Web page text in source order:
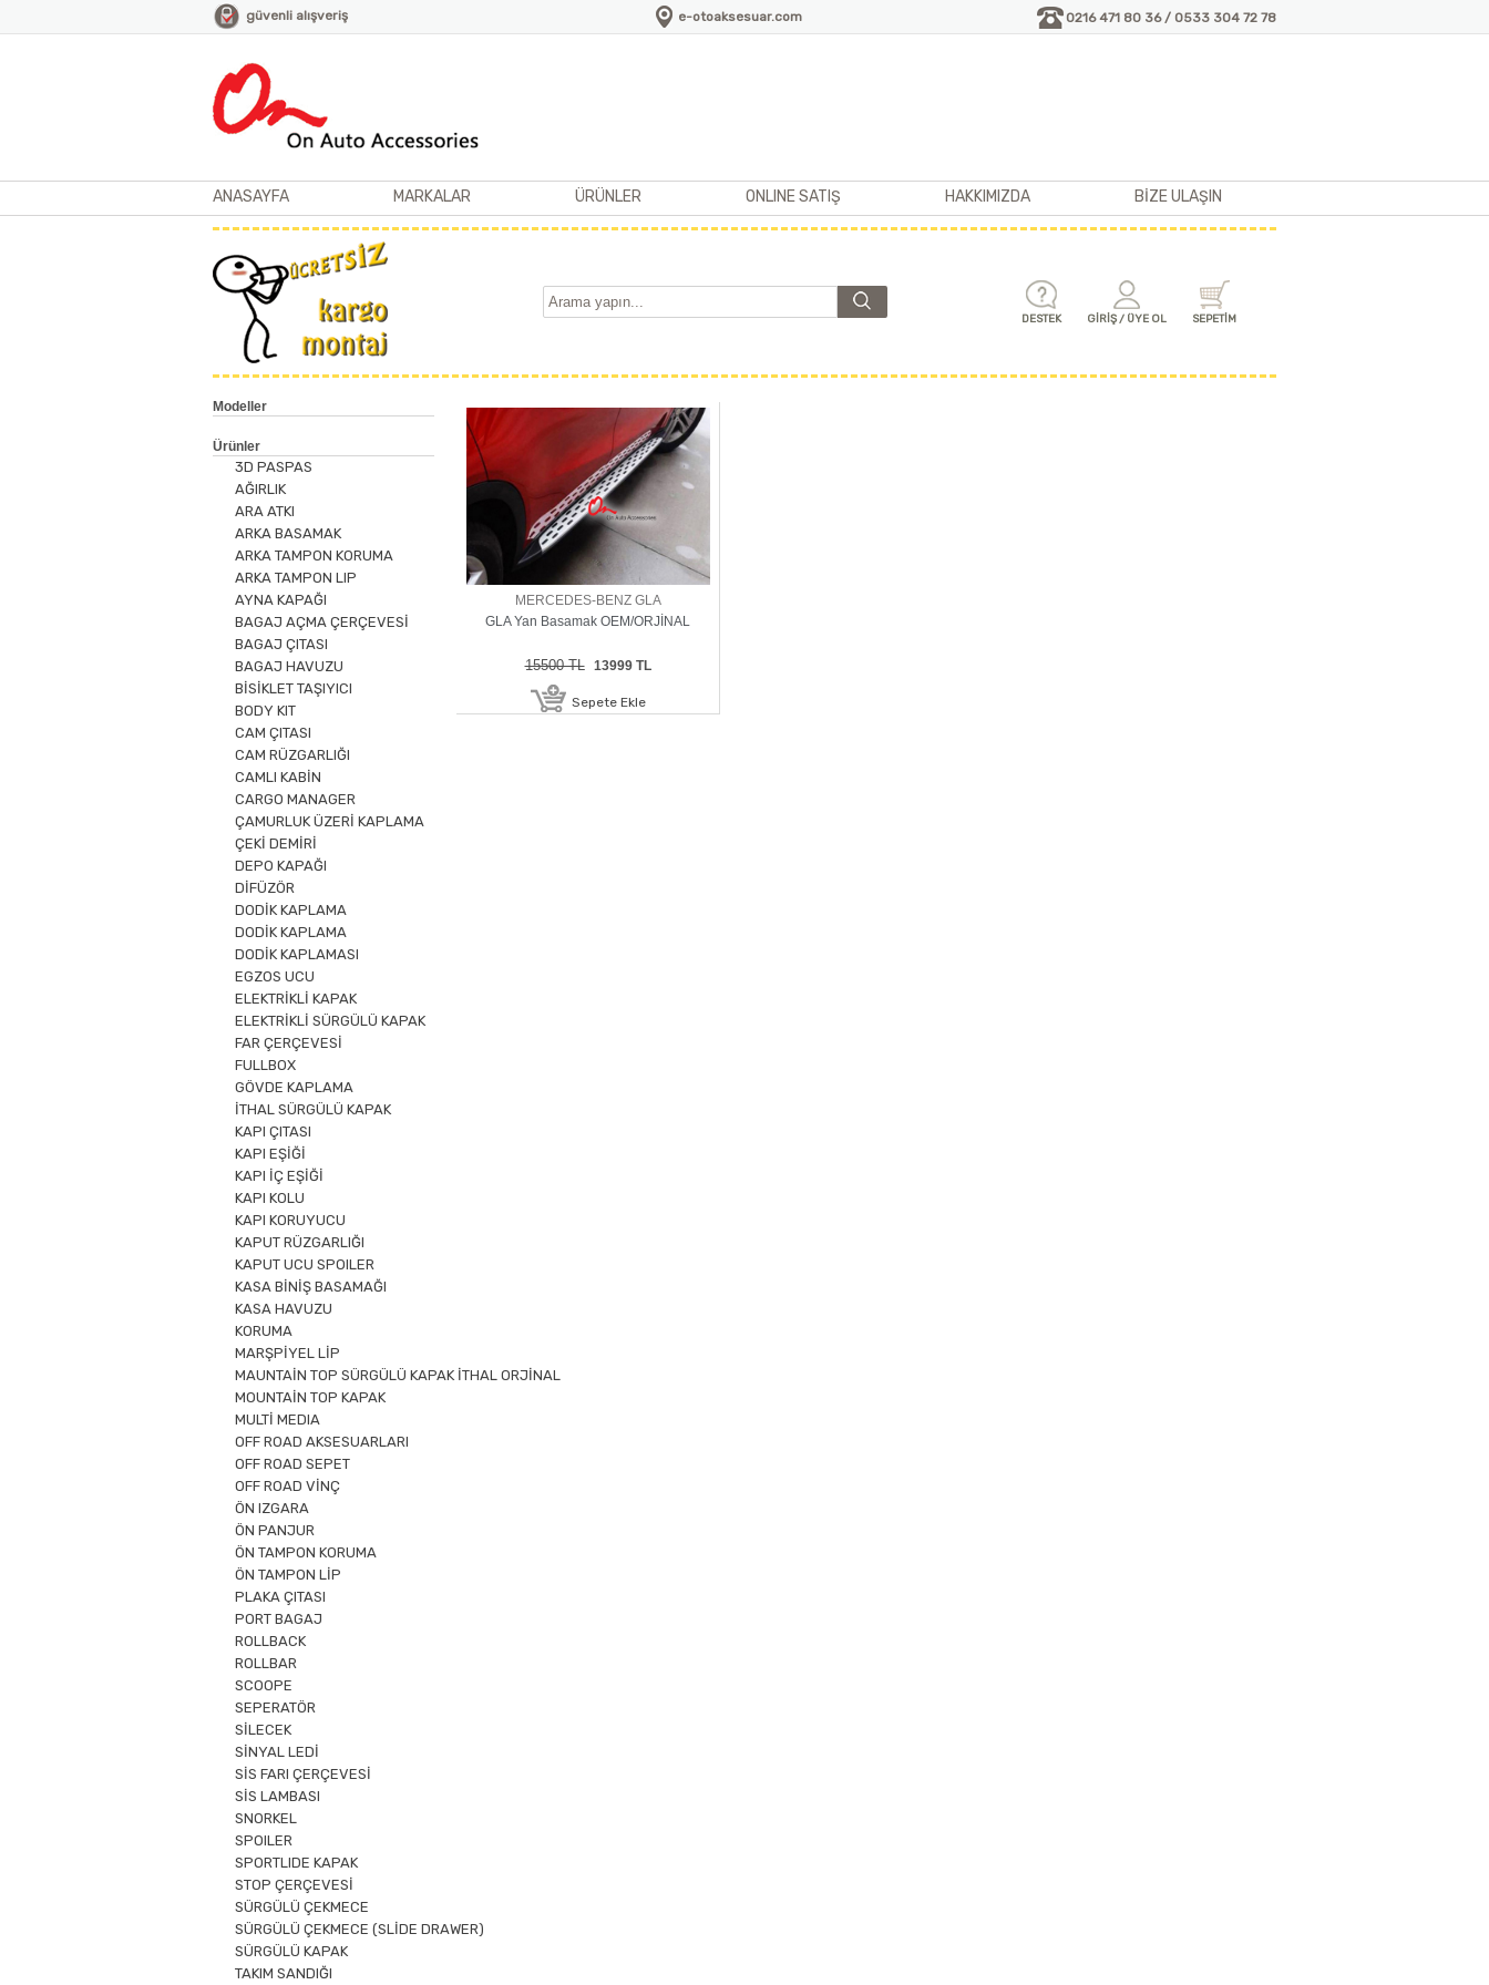
güvenli alışveriş e-otoaksesuar.com 0216 471 80 36 / 0533 304 72 78
ANASAYFA MARKALAR ÜRÜNLER ONLINE SATIŞ HAKKIMIZDA BİZE ULAŞIN
DESTEK GİRİŞ / ÜYE OL SEPETİM
Modeller
Ürünler
3D PASPAS
AĞIRLIK
ARA ATKI
ARKA BASAMAK
ARKA TAMPON KORUMA
ARKA TAMPON LIP
AYNA KAPAĞI
BAGAJ AÇMA ÇERÇEVESİ
BAGAJ ÇITASI
BAGAJ HAVUZU
BİSİKLET TAŞIYICI
BODY KIT
CAM ÇITASI
CAM RÜZGARLIĞI
CAMLI KABİN
CARGO MANAGER
ÇAMURLUK ÜZERİ KAPLAMA
ÇEKİ DEMİRİ
DEPO KAPAĞI
DİFÜZÖR
DODİK KAPLAMA
DODİK KAPLAMA
DODİK KAPLAMASI
EGZOS UCU
ELEKTRİKLİ KAPAK
ELEKTRİKLİ SÜRGÜLÜ KAPAK
FAR ÇERÇEVESİ
FULLBOX
GÖVDE KAPLAMA
İTHAL SÜRGÜLÜ KAPAK
KAPI ÇITASI
KAPI EŞİĞİ
KAPI İÇ EŞİĞİ
KAPI KOLU
KAPI KORUYUCU
KAPUT RÜZGARLIĞI
KAPUT UCU SPOILER
KASA BİNİŞ BASAMAĞI
KASA HAVUZU
KORUMA
MARŞPİYEL LİP
MAUNTAİN TOP SÜRGÜLÜ KAPAK İTHAL ORJİNAL
MOUNTAİN TOP KAPAK
MULTİ MEDIA
OFF ROAD AKSESUARLARI
OFF ROAD SEPET
OFF ROAD VİNÇ
ÖN IZGARA
ÖN PANJUR
ÖN TAMPON KORUMA
ÖN TAMPON LİP
PLAKA ÇITASI
PORT BAGAJ
ROLLBACK
ROLLBAR
SCOOPE
SEPERATÖR
SİLECEK
SİNYAL LEDİ
SİS FARI ÇERÇEVESİ
SİS LAMBASI
SNORKEL
SPOILER
SPORTLIDE KAPAK
STOP ÇERÇEVESİ
SÜRGÜLÜ ÇEKMECE
SÜRGÜLÜ ÇEKMECE (SLİDE DRAWER)
SÜRGÜLÜ KAPAK
TAKIM SANDIĞI
MERCEDES-BENZ GLA
GLA Yan Basamak OEM/ORJİNAL
15500 TL 13999 TL
Sepete Ekle